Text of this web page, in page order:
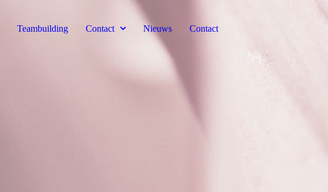
Teambuilding Contact Nieuws Contact